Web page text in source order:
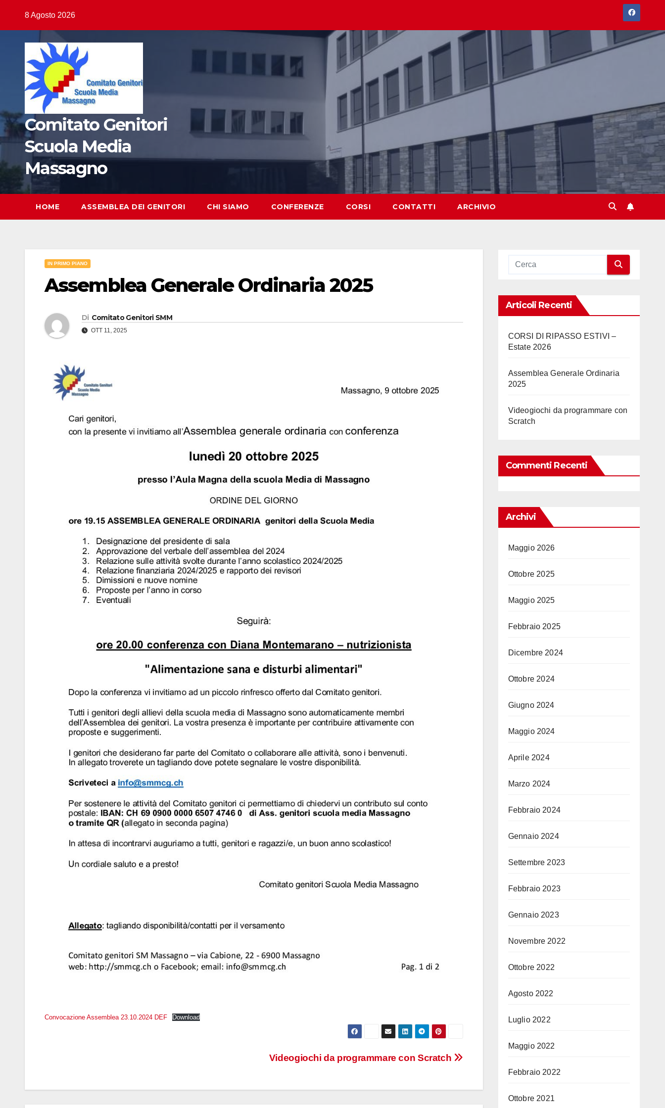
8 Agosto 2026
Comitato Genitori
Scuola Media
Massagno
HOME ASSEMBLEA DEI GENITORI CHI SIAMO CONFERENZE CORSI CONTATTI ARCHIVIO
IN PRIMO PIANO
Assemblea Generale Ordinaria 2025
Di Comitato Genitori SMM
OTT 11, 2025
Convocazione Assemblea 23.10.2024 DEF Download
Videogiochi da programmare con Scratch
Articoli Recenti
CORSI DI RIPASSO ESTIVI –
Estate 2026
Assemblea Generale Ordinaria
2025
Videogiochi da programmare con
Scratch
Commenti Recenti
Archivi
Maggio 2026
Ottobre 2025
Maggio 2025
Febbraio 2025
Dicembre 2024
Ottobre 2024
Giugno 2024
Maggio 2024
Aprile 2024
Marzo 2024
Febbraio 2024
Gennaio 2024
Settembre 2023
Febbraio 2023
Gennaio 2023
Novembre 2022
Ottobre 2022
Agosto 2022
Luglio 2022
Maggio 2022
Febbraio 2022
Ottobre 2021